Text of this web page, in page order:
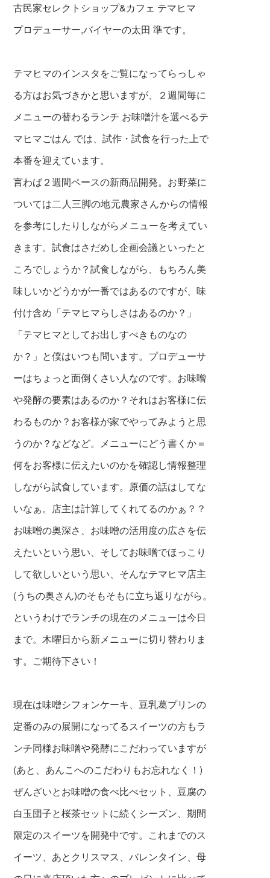
古民家セレクトショップ&カフェ テマヒマ
プロデューサー,バイヤーの太田 準です。
テマヒマのインスタをご覧になってらっしゃ
る方はお気づきかと思いますが、
２週間毎に
メニューの替わるランチ お味噌汁を選べるテ
マヒマごはん では、試作・試食を行った上で
本番を迎えています。
言わば２週間ペースの新商品開発。 お野菜に
ついては二人三脚の地元農家さんからの情報
を参考にしたりしながらメニューを考えてい
きます。試食はさだめし企画会議といったと
ころでしょうか？試食しながら、もちろん美
味しいかどうかが一番ではあるのですが、味
付け含め「テマヒマらしさはあるのか？」
「テマヒマとしてお出しすべきものなの
か？」と僕はいつも問います。プロデューサ
ーはちょっと面倒くさい人なのです。お味噌
や発酵の要素はあるのか？それはお客様に伝
わるものか？ お客様が家でやってみようと思
うのか？などなど。 メニューにどう書くか＝
何をお客様に伝えたいのかを確認し情報整理
しながら試食しています。原価の話はしてな
いなぁ。店主は計算してくれてるのかぁ？？
お味噌の奥深さ、 お味噌の活用度の広さを伝
えたいという思い、 そしてお味噌でほっこり
して欲しいという思い、そんなテマヒマ店主
(うちの奥さん)のそもそもに立ち返りながら。
というわけでランチの現在のメニューは今日
まで。木曜日から新メニューに切り替わりま
す。ご期待下さい！
現在は味噌シフォンケーキ、豆乳葛プリンの
定番のみの展開になってるスイーツの方もラ
ンチ同様お味噌や発酵にこだわっていますが
(あと、あんこへのこだわりもお忘れなく！)
ぜんざいとお味噌の食べ比べセット、豆腐の
白玉団子と桜茶セットに続くシーズン、期間
限定のスイーツを開発中です。これまでのス
イーツ、あとクリスマス、バレンタイン、母